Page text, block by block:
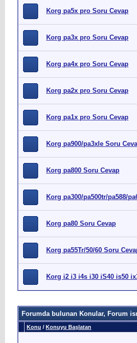
Korg pa5x pro Soru Cevap
Korg pa3x pro Soru Cevap
Korg pa4x pro Soru Cevap
Korg pa2x pro Soru Cevap
Korg pa1x pro Soru Cevap
Korg pa900/pa3xle Soru
Korg pa800 Soru Cevap
Korg pa300/pa500tr/pa588/
Korg pa80 Soru Cevap
Korg pa55Tr/50/60 Soru
Korg i2 i3 i4s i30 iS40 is50
Forumda bulunan Konular, Forum
Konu / Konuyu Başlatan